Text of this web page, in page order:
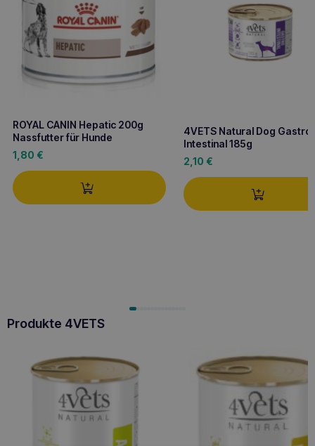
ROYAL CANIN Hepatic 200g
Nassfutter für Hunde
1,80 €
4VETS Natural Dog Gastro
Intestinal 185g
2,10 €
Produkte 4VETS